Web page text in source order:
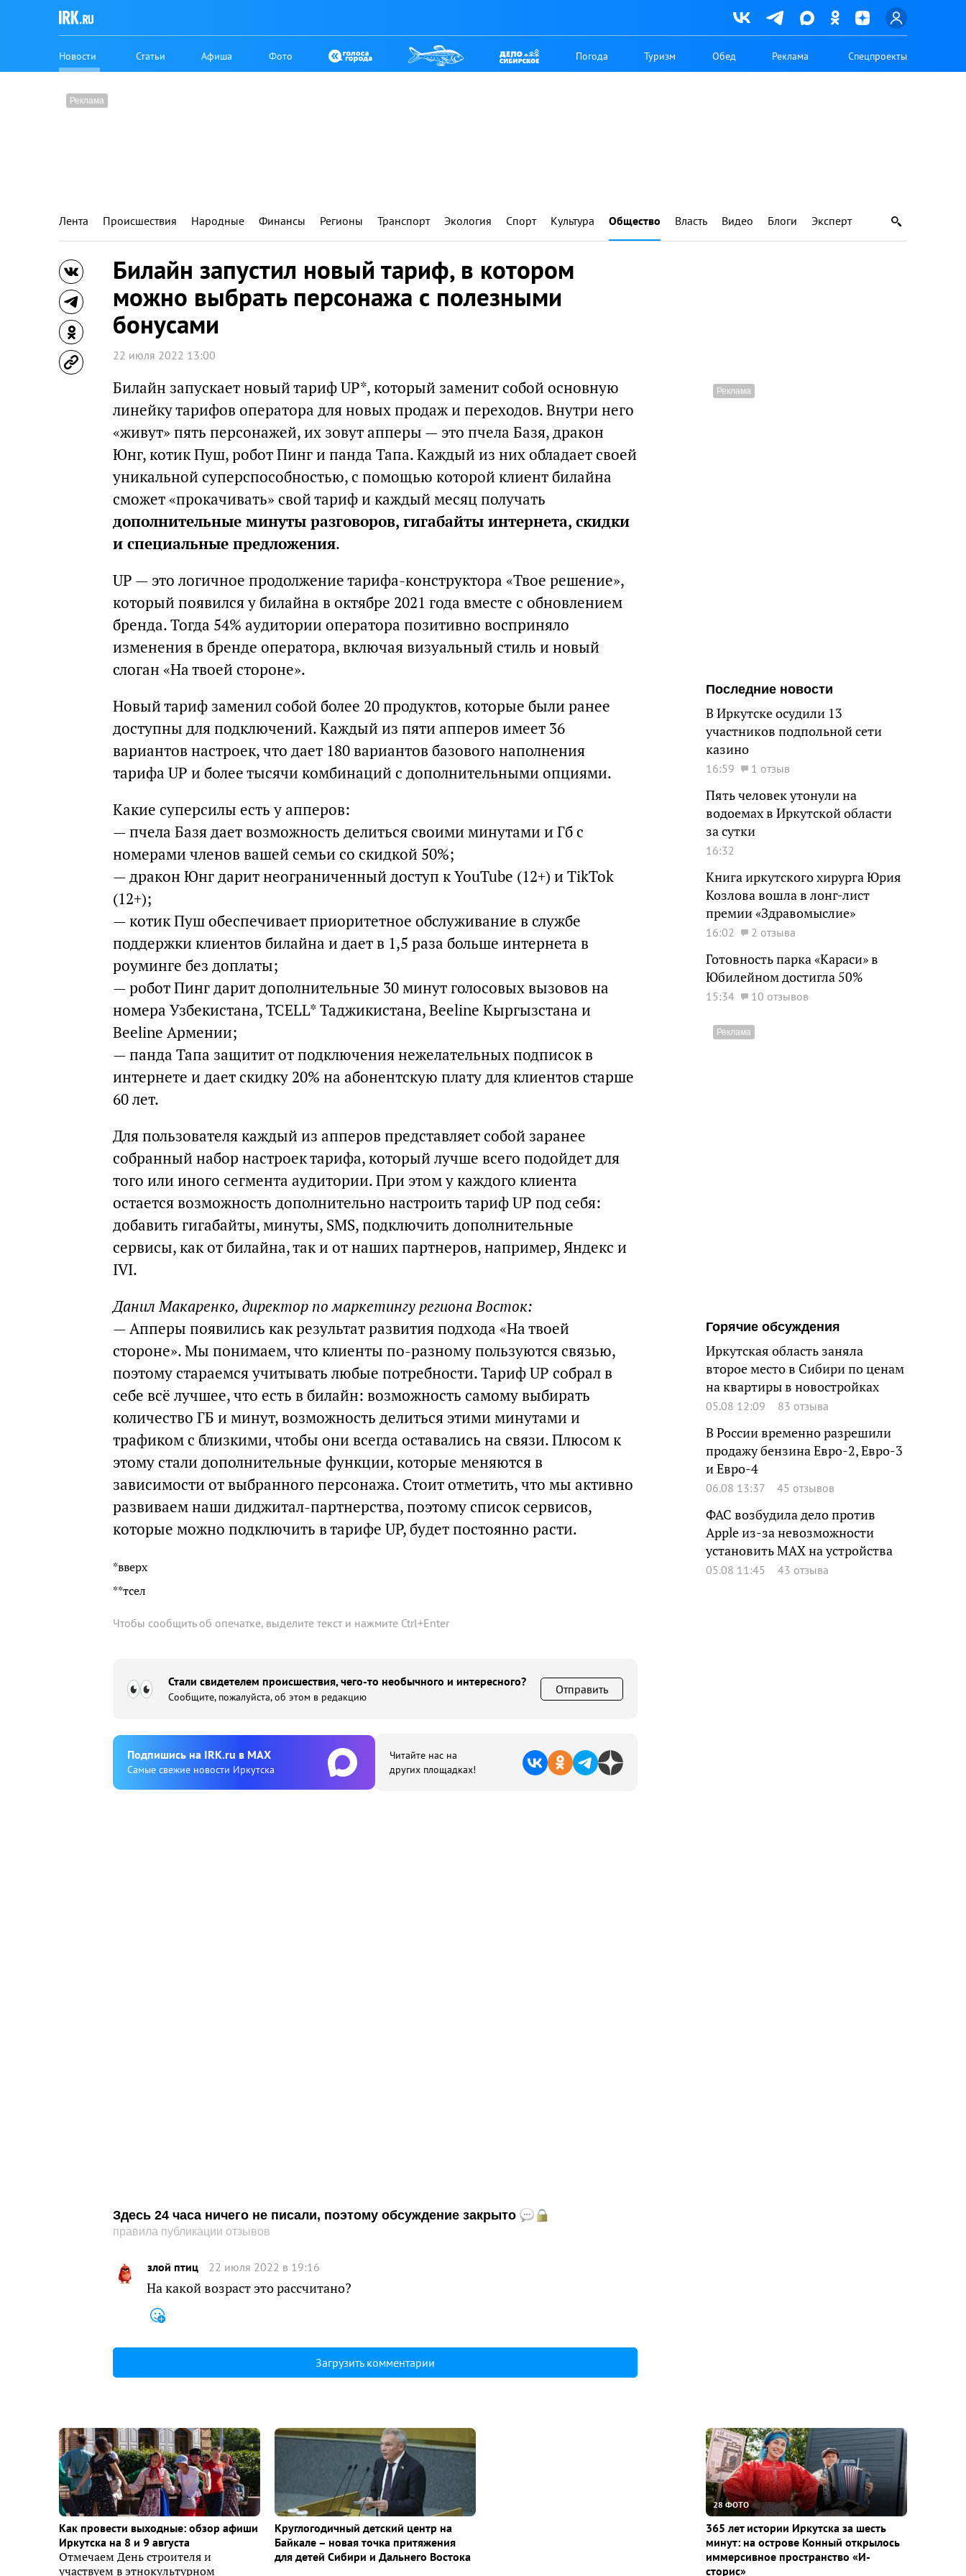
Новости Статьи Афиша Фото Погода Туризм Обед Реклама Спецпроекты
Лента Происшествия Народные Финансы Регионы Транспорт Экология Спорт Культура Общество Власть Видео Блоги Эксперт
Билайн запустил новый тариф, в котором
можно выбрать персонажа с полезными
бонусами
22 июля 2022 13:00
Билайн запускает новый тариф UP*, который заменит собой основную
линейку тарифов оператора для новых продаж и переходов. Внутри него
«живут» пять персонажей, их зовут апперы — это пчела Базя, дракон
Юнг, котик Пуш, робот Пинг и панда Тапа. Каждый из них обладает своей
уникальной суперспособностью, с помощью которой клиент билайна
сможет «прокачивать» свой тариф и каждый месяц получать
дополнительные минуты разговоров, гигабайты интернета, скидки
и специальные предложения.
UP — это логичное продолжение тарифа-конструктора «Твое решение»,
который появился у билайна в октябре 2021 года вместе с обновлением
бренда. Тогда 54% аудитории оператора позитивно восприняло
изменения в бренде оператора, включая визуальный стиль и новый
слоган «На твоей стороне».
Новый тариф заменил собой более 20 продуктов, которые были ранее
доступны для подключений. Каждый из пяти апперов имеет 36
вариантов настроек, что дает 180 вариантов базового наполнения
тарифа UP и более тысячи комбинаций с дополнительными опциями.
Какие суперсилы есть у апперов:
— пчела Базя дает возможность делиться своими минутами и Гб с
номерами членов вашей семьи со скидкой 50%;
— дракон Юнг дарит неограниченный доступ к YouTube (12+) и TikTok
(12+);
— котик Пуш обеспечивает приоритетное обслуживание в службе
поддержки клиентов билайна и дает в 1,5 раза больше интернета в
роуминге без доплаты;
— робот Пинг дарит дополнительные 30 минут голосовых вызовов на
номера Узбекистана, TCELL* Таджикистана, Beeline Кыргызстана и
Beeline Армении;
— панда Тапа защитит от подключения нежелательных подписок в
интернете и дает скидку 20% на абонентскую плату для клиентов старше
60 лет.
Для пользователя каждый из апперов представляет собой заранее
собранный набор настроек тарифа, который лучше всего подойдет для
того или иного сегмента аудитории. При этом у каждого клиента
остается возможность дополнительно настроить тариф UP под себя:
добавить гигабайты, минуты, SMS, подключить дополнительные
сервисы, как от билайна, так и от наших партнеров, например, Яндекс и
IVI.
Данил Макаренко, директор по маркетингу региона Восток:
— Апперы появились как результат развития подхода «На твоей
стороне». Мы понимаем, что клиенты по-разному пользуются связью,
поэтому стараемся учитывать любые потребности. Тариф UP собрал в
себе всё лучшее, что есть в билайн: возможность самому выбирать
количество ГБ и минут, возможность делиться этими минутами и
трафиком с близкими, чтобы они всегда оставались на связи. Плюсом к
этому стали дополнительные функции, которые меняются в
зависимости от выбранного персонажа. Стоит отметить, что мы активно
развиваем наши диджитал-партнерства, поэтому список сервисов,
которые можно подключить в тарифе UP, будет постоянно расти.
*вверх
**тсел
Чтобы сообщить об опечатке, выделите текст и нажмите Ctrl+Enter
Стали свидетелем происшествия, чего-то необычного и интересного?
Сообщите, пожалуйста, об этом в редакцию
Отправить
Подпишиcь на IRK.ru в MAX
Cамые свежие новости Иркутска
Читайте нас на
других площадках!
Здесь 24 часа ничего не писали, поэтому обсуждение закрыто
правила публикации отзывов
злой птиц 22 июля 2022 в 19:16
На какой возраст это рассчитано?
Загрузить комментарии
Последние новости
В Иркутске осудили 13
участников подпольной сети
казино
16:59 1 отзыв
Пять человек утонули на
водоемах в Иркутской области
за сутки
16:32
Книга иркутского хирурга Юрия
Козлова вошла в лонг-лист
премии «Здравомыслие»
16:02 2 отзыва
Готовность парка «Караси» в
Юбилейном достигла 50%
15:34 10 отзывов
Горячие обсуждения
Иркутская область заняла
второе место в Сибири по ценам
на квартиры в новостройках
05.08 12:09 83 отзыва
В России временно разрешили
продажу бензина Евро-2, Евро-3
и Евро-4
06.08 13:37 45 отзывов
ФАС возбудила дело против
Apple из-за невозможности
установить MAX на устройства
05.08 11:45 43 отзыва
Как провести выходные: обзор афиши
Иркутска на 8 и 9 августа
Отмечаем День строителя и
участвуем в этнокультурном
Круглогодичный детский центр на
Байкале – новая точка притяжения
для детей Сибири и Дальнего Востока
28 ФОТО
365 лет истории Иркутска за шесть
минут: на острове Конный открылось
иммерсивное пространство «И-
сторис»